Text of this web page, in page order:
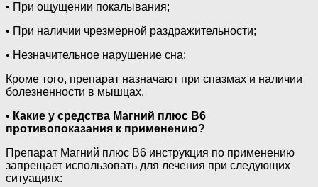
• При ощущении покалывания;
• При наличии чрезмерной раздражительности;
• Незначительное нарушение сна;
Кроме того, препарат назначают при спазмах и наличии
болезненности в мышцах.
• Какие у средства Магний плюс В6
противопоказания к применению?
Препарат Магний плюс В6 инструкция по применению
запрещает использовать для лечения при следующих
ситуациях: